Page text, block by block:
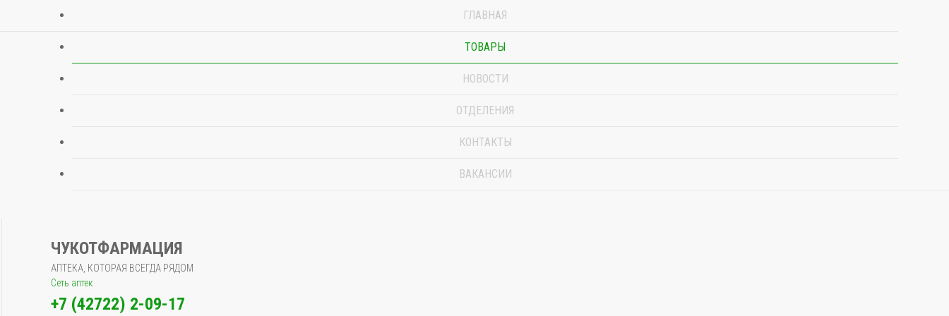
ГЛАВНАЯ
ТОВАРЫ
НОВОСТИ
ОТДЕЛЕНИЯ
КОНТАКТЫ
ВАКАНСИИ
ЧУКОТФАРМАЦИЯ
АПТЕКА, КОТОРАЯ ВСЕГДА РЯДОМ
Сеть аптек
+7 (42722) 2-09-17